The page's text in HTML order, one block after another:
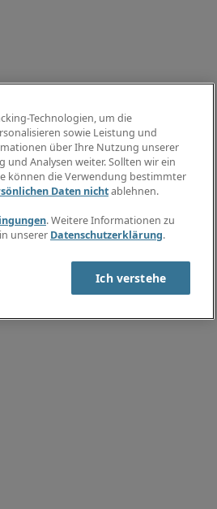
Technologien, um die
sowie Leistung und
über Ihre Nutzung unserer
und Analysen weiter. Sollten wir ein
können die Verwendung bestimmter
Daten nichtablehnen.
. Weitere Informationen zu
unserer Datenschutzerklärung.
Ich verstehe